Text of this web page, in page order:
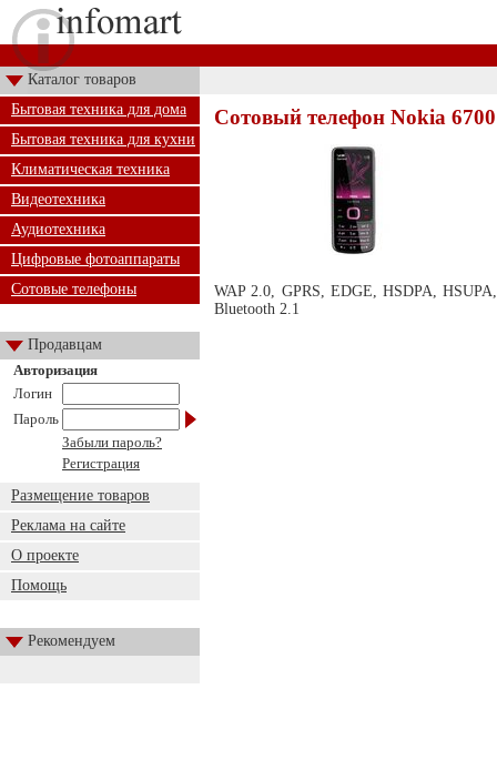
Каталог товаров
Бытовая техника для дома
Бытовая техника для кухни
Климатическая техника
Видеотехника
Аудиотехника
Цифровые фотоаппараты
Сотовые телефоны
Продавцам
Авторизация
Логин
Пароль
Забыли пароль?
Регистрация
Размещение товаров
Реклама на сайте
О проекте
Помощь
Рекомендуем
Сотовый телефон Nokia
WAP 2.0, GPRS, EDGE, HSDPA,
Bluetooth 2.1